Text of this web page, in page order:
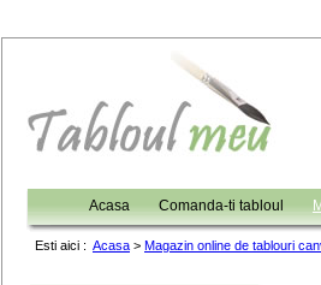
Acasa Comanda-ti tabloul
Esti aici : Acasa > Magazin online de tablouri